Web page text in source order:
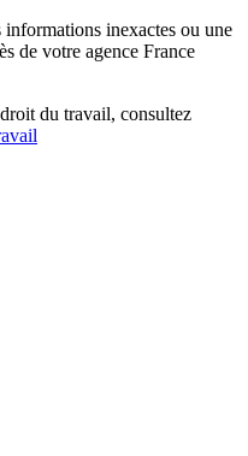
informations inexactes ou une
de votre agence France
droit du travail, consultez